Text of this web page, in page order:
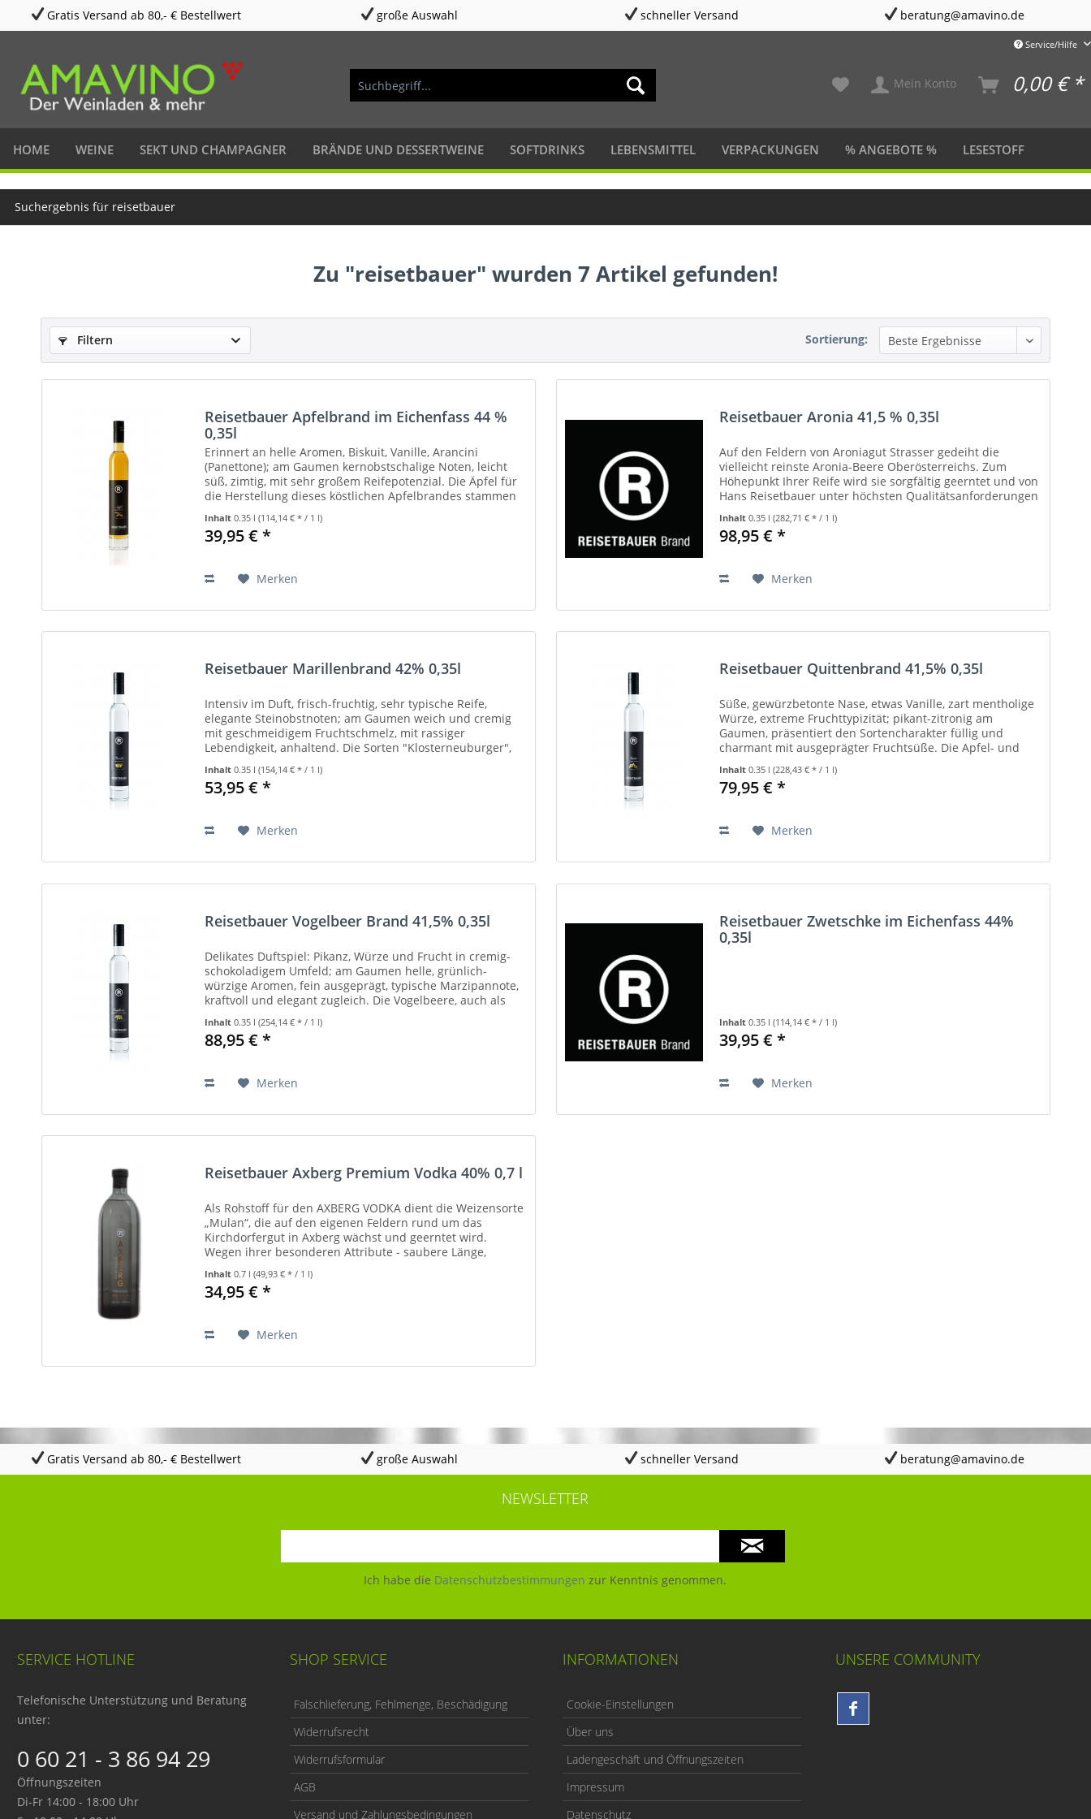
Gratis Versand ab 80,- € Bestellwert große Auswahl schneller Versand beratung@amavino.de
Service/Hilfe
Mein Konto 0,00 € *
HOME WEINE SEKT UND CHAMPAGNER BRÄNDE UND DESSERTWEINE SOFTDRINKS LEBENSMITTEL VERPACKUNGEN % ANGEBOTE % LESESTOFF
Suchergebnis für reisetbauer
Zu "reisetbauer" wurden 7 Artikel gefunden!
Filtern Sortierung:
Reisetbauer Apfelbrand im Eichenfass 44 %
0,35l
Erinnert an helle Aromen, Biskuit, Vanille, Arancini
(Panettone); am Gaumen kernobstschalige Noten, leicht
süß, zimtig, mit sehr großem Reifepotenzial. Die Äpfel für
die Herstellung dieses köstlichen Apfelbrandes stammen
Inhalt 0.35 l (114,14 € * / 1 l)
39,95 € *
Merken
Reisetbauer Aronia 41,5 % 0,35l
Auf den Feldern von Aroniagut Strasser gedeiht die
vielleicht reinste Aronia-Beere Oberösterreichs. Zum
Höhepunkt Ihrer Reife wird sie sorgfältig geerntet und von
Hans Reisetbauer unter höchsten Qualitätsanforderungen
Inhalt 0.35 l (282,71 € * / 1 l)
98,95 € *
Merken
Reisetbauer Marillenbrand 42% 0,35l
Intensiv im Duft, frisch-fruchtig, sehr typische Reife,
elegante Steinobstnoten; am Gaumen weich und cremig
mit geschmeidigem Fruchtschmelz, mit rassiger
Lebendigkeit, anhaltend. Die Sorten "Klosterneuburger",
Inhalt 0.35 l (154,14 € * / 1 l)
53,95 € *
Merken
Reisetbauer Quittenbrand 41,5% 0,35l
Süße, gewürzbetonte Nase, etwas Vanille, zart mentholige
Würze, extreme Fruchttypizität; pikant-zitronig am
Gaumen, präsentiert den Sortencharakter füllig und
charmant mit ausgeprägter Fruchtsüße. Die Apfel- und
Inhalt 0.35 l (228,43 € * / 1 l)
79,95 € *
Merken
Reisetbauer Vogelbeer Brand 41,5% 0,35l
Delikates Duftspiel: Pikanz, Würze und Frucht in cremig-
schokoladigem Umfeld; am Gaumen helle, grünlich-
würzige Aromen, fein ausgeprägt, typische Marzipannote,
kraftvoll und elegant zugleich.​ Die Vogelbeere, auch als
Inhalt 0.35 l (254,14 € * / 1 l)
88,95 € *
Merken
Reisetbauer Zwetschke im Eichenfass 44%
0,35l
Inhalt 0.35 l (114,14 € * / 1 l)
39,95 € *
Merken
Reisetbauer Axberg Premium Vodka 40% 0,7 l
Als Rohstoff für den AXBERG VODKA dient die Weizensorte
„Mulan“, die auf den eigenen Feldern rund um das
Kirchdorfergut in Axberg wächst und geerntet wird.
Wegen ihrer besonderen Attribute - saubere Länge,
Inhalt 0.7 l (49,93 € * / 1 l)
34,95 € *
Merken
Gratis Versand ab 80,- € Bestellwert große Auswahl schneller Versand beratung@amavino.de
NEWSLETTER
Ich habe die Datenschutzbestimmungen zur Kenntnis genommen.
SERVICE HOTLINE
Telefonische Unterstützung und Beratung
unter:
0 60 21 - 3 86 94 29
Öffnungszeiten
Di-Fr 14:00 - 18:00 Uhr
SHOP SERVICE
Falschlieferung, Fehlmenge, Beschädigung
Widerrufsrecht
Widerrufsformular
AGB
Versand und Zahlungsbedingungen
INFORMATIONEN
Cookie-Einstellungen
Über uns
Ladengeschäft und Öffnungszeiten
Impressum
Datenschutz
UNSERE COMMUNITY